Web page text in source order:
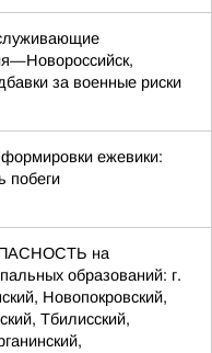
за военные риски
ежевики:
побеги
на
образований: г.
Новопокровский,
Тбилисский,